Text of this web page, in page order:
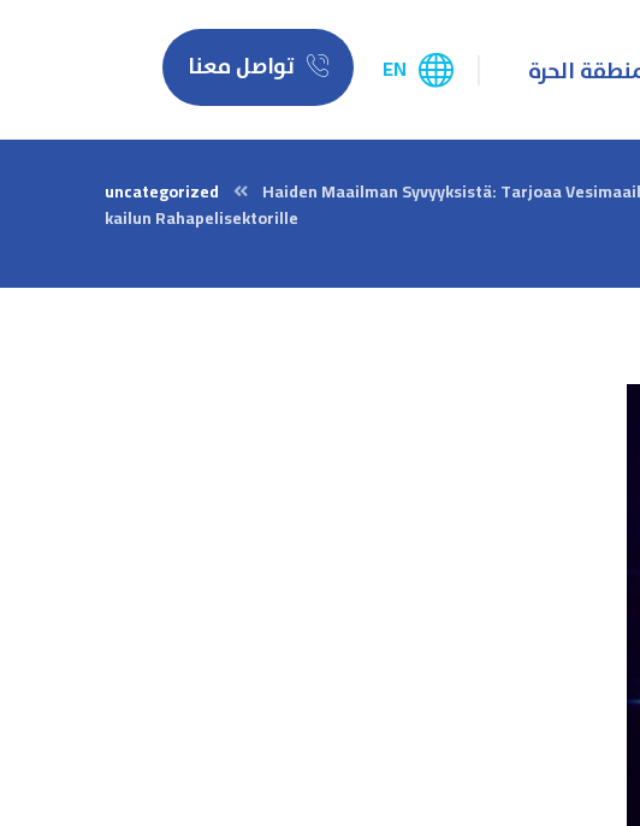
تواصل معنا EN الحرة
uncategorized
Haiden Maailman Syvyyksistä: Tarjoaa
kailun Rahapelisektorille